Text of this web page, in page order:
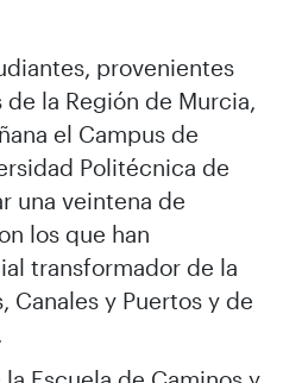
provenientes
la Región de Murcia,
el Campus de
Politécnica de
una veintena de
los que han
transformador de la
Canales y Puertos y de